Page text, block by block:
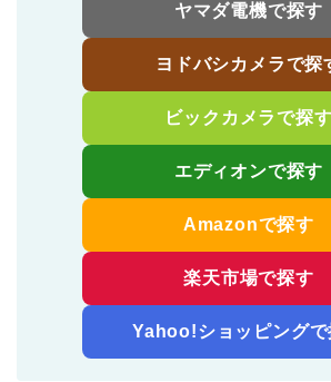
ヤマダ電機で探す
ヨドバシカメラで探
ビックカメラで探す
エディオンで探す
Amazonで探す
楽天市場で探す
Yahoo!ショッピングで